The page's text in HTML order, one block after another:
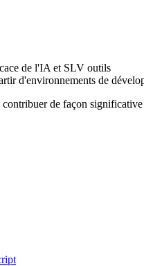
de l'IA et SLV outils
d'environnements de
de façon